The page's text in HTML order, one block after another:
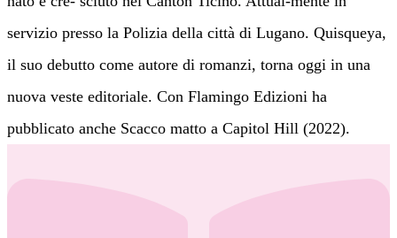
servizio presso la Polizia della città di Lugano. Quisqueya,
il suo debutto come autore di romanzi, torna oggi in una
nuova veste editoriale. Con Flamingo Edizioni ha
pubblicato anche Scacco matto a Capitol Hill (2022).